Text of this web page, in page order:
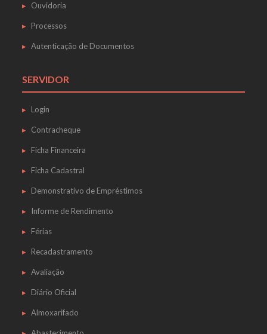
Ouvidoria
Processos
Autenticação de Documentos
SERVIDOR
Login
Contracheque
Ficha Financeira
Ficha Cadastral
Demonstrativo de Empréstimos
Informe de Rendimento
Férias
Recadastramento
Avaliação
Diário Oficial
Almoxarifado